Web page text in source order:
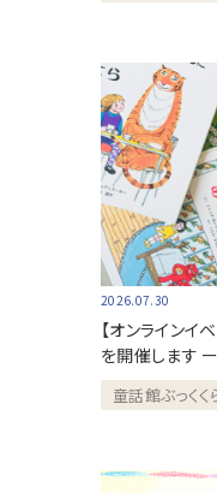
2026.07.30
【オンラインイ
を開催します
童話館ぶっくく